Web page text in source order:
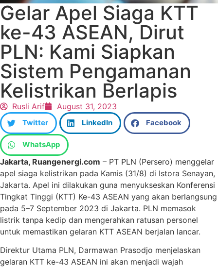
Gelar Apel Siaga KTT
ke-43 ASEAN, Dirut
PLN: Kami Siapkan
Sistem Pengamanan
Kelistrikan Berlapis
Rusli Arif August 31, 2023
Twitter LinkedIn Facebook
WhatsApp
Jakarta, Ruangenergi.com – PT PLN (Persero) menggelar
apel siaga kelistrikan pada Kamis (31/8) di Istora Senayan,
Jakarta. Apel ini dilakukan guna menyukseskan Konferensi
Tingkat Tinggi (KTT) Ke-43 ASEAN yang akan berlangsung
pada 5–7 September 2023 di Jakarta. PLN memasok
listrik tanpa kedip dan mengerahkan ratusan personel
untuk memastikan gelaran KTT ASEAN berjalan lancar.
Direktur Utama PLN, Darmawan Prasodjo menjelaskan
gelaran KTT ke-43 ASEAN ini akan menjadi wajah